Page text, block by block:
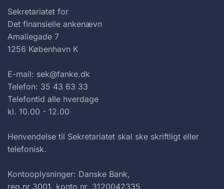
Sekretariatet for
Det finansielle ankenævn
Amaliegade 7
1256 København K
E-mail: sek@fanke.dk
Telefon: 35 43 63 33
Telefontid alle hverdage
kl. 10.00 - 12.00
Henvendelse til Sekretariatet skal ske skriftligt eller
telefonisk.
Kontooplysninger: Danske Bank,
reg.nr 3001, konto nr. 3120042335